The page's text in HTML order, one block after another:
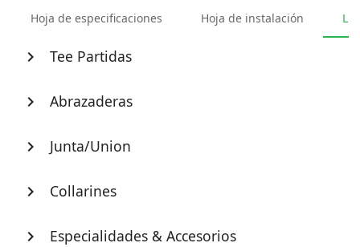
Hoja de especificaciones Hoja de instalación
chevron_right Tee Partidas
chevron_right Abrazaderas
chevron_right Junta/Union
chevron_right Collarines
chevron_right Especialidades & Accesorios